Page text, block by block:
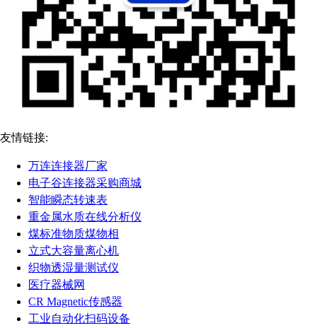
友情链接:
万连连接器厂家
电子谷连接器采购商城
智能瞬态转速表
重金属水质在线分析仪
煤标准物质煤物相
立式大容量离心机
织物透湿量测试仪
医疗器械网
CR Magnetic传感器
工业自动化扫码设备